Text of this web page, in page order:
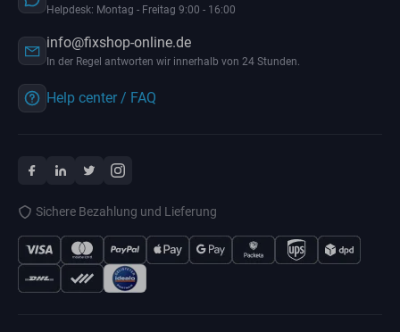
Helpdesk: Montag - Freitag 9:00 - 16:00
info@fixshop-online.de
In der Regel antworten wir innerhalb von 24 Stunden.
Help center / FAQ
Sichere Bezahlung und Lieferung